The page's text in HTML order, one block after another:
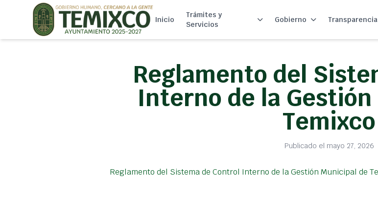
Inicio
Trámites y
Servicios
Gobierno Transparencia
Reglamento del
Interno de la
Temixco
Publicado el mayo 27, 2026
Reglamento del Sistema de Control Interno de la Gestión Municipal de